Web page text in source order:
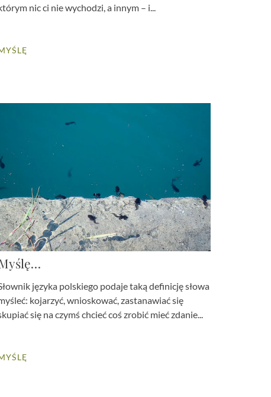
nic ci nie wychodzi, a innym – i...
języka polskiego podaje taką definicję słowa
kojarzyć, wnioskować, zastanawiać się
się na czymś chcieć coś zrobić mieć zdanie...